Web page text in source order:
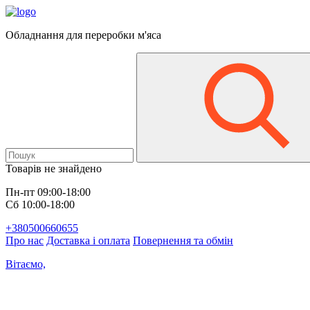
Обладнання для переробки м'яса
Товарів не знайдено
Пн-пт 09:00-18:00
Сб 10:00-18:00
+380500660655
Про нас Доставка і оплата Повернення та обмін
Вітаємо,